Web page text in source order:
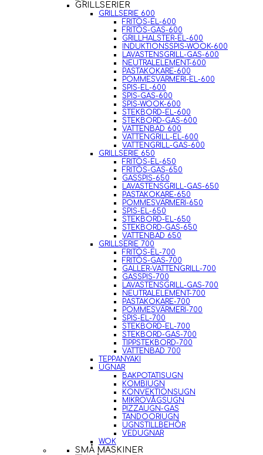
GRILLSERIER
GRILLSERIE 600
FRITÖS-EL-600
FRITÖS-GAS-600
GRILLHALSTER-EL-600
INDUKTIONSSPIS-WOOK-600
LAVASTENSGRILL-GAS-600
NEUTRALELEMENT-600
PASTAKOKARE-600
POMMESVÄRMERI-EL-600
SPIS-EL-600
SPIS-GAS-600
SPIS-WOOK-600
STEKBORD-EL-600
STEKBORD-GAS-600
VATTENBAD 600
VATTENGRILL-EL-600
VATTENGRILL-GAS-600
GRILLSERIE 650
FRITÖS-EL-650
FRITÖS-GAS-650
GASSPIS-650
LAVASTENSGRILL-GAS-650
PASTAKOKARE-650
POMMESVÄRMERI-650
SPIS-EL-650
STEKBORD-EL-650
STEKBORD-GAS-650
VATTENBAD 650
GRILLSERIE 700
FRITÖS-EL-700
FRITÖS-GAS-700
GALLER-VATTENGRILL-700
GASSPIS-700
LAVASTENSGRILL-GAS-700
NEUTRALELEMENT-700
PASTAKOKARE-700
POMMESVÄRMERI-700
SPIS-EL-700
STEKBORD-EL-700
STEKBORD-GAS-700
TIPPSTEKBORD-700
VATTENBAD 700
TEPPANYAKI
UGNAR
BAKPOTATISUGN
KOMBIUGN
KONVEKTIONSUGN
MIKROVÅGSUGN
PIZZAUGN-GAS
TANDOORIUGN
UGNSTILLBEHÖR
VEDUGNAR
WOK
SMÅ MASKINER